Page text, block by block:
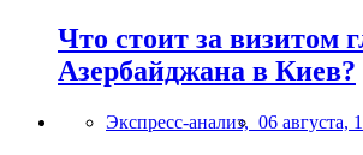
Что стоит за
Азербайджана в Киев?
Экспресс-анализ, 06 августа,